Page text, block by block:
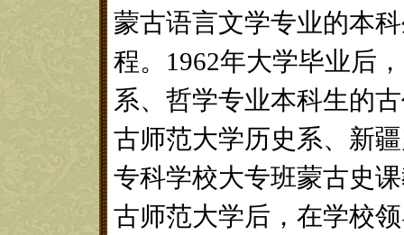
蒙古语言文学专业的本
程。1962年大学毕业后
系、哲学专业本科生的
古师范大学历史系、新
专科学校大专班蒙古史
古师范大学后，在学校